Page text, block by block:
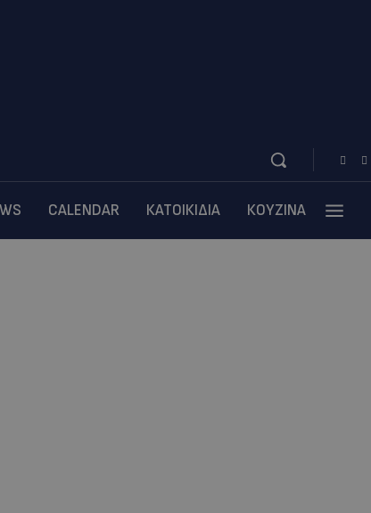
CALENDAR ΚΑΤΟΙΚΙΔΙΑ ΚΟΥΖΙΝΑ